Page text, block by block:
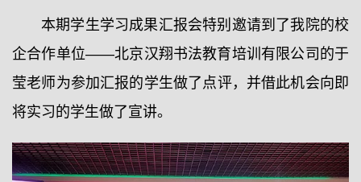
本期学生学习成果汇报会特别邀请到了我院的校
企合作单位——北京汉翔书法教育培训有限公司的于
莹老师为参加汇报的学生做了点评，并借此机会向即
将实习的学生做了宣讲。